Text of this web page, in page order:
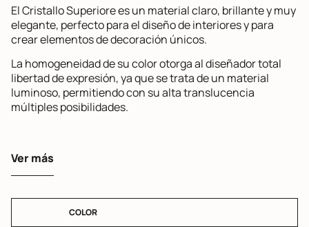
El Cristallo Superiore es un material claro, brillante y muy
elegante, perfecto para el diseño de interiores y para
crear elementos de decoración únicos.
La homogeneidad de su color otorga al diseñador total
libertad de expresión, ya que se trata de un material
luminoso, permitiendo con su alta translucencia
múltiples posibilidades.
Ver más
COLOR